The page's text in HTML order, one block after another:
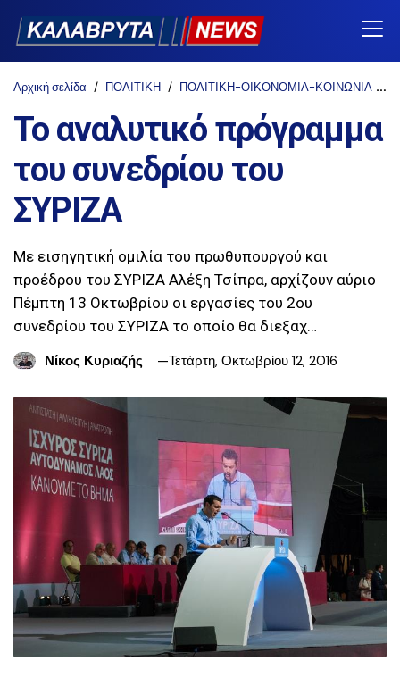
Αρχική σελίδα ΠΟΛΙΤΙΚΗ ΠΟΛΙΤΙΚΗ-ΟΙΚΟΝΟΜΙΑ-ΚΟΙΝΩΝΙΑ
Το αναλυτικό πρόγραμμα
του συνεδρίου του
ΣΥΡΙΖΑ
Με εισηγητική ομιλία του πρωθυπουργού και
προέδρου του ΣΥΡΙΖΑ Αλέξη Τσίπρα, αρχίζουν αύριο
Πέμπτη 13 Οκτωβρίου οι εργασίες του 2ου
συνεδρίου του ΣΥΡΙΖΑ το οποίο θα διεξαχ…
Νίκος Κυριαζής
Τετάρτη, Οκτωβρίου 12, 2016